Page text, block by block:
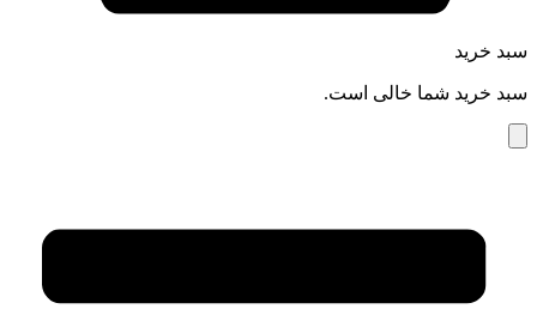
سبد خرید
سبد خرید شما خالی است.